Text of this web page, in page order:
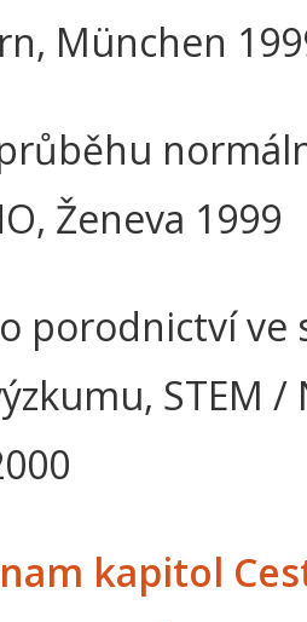
München
Ženeva 1999
porodnictví ve
STEM /
kapitol